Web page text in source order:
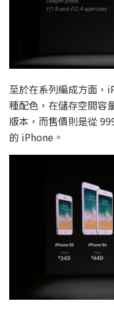
至於在系列編成方面，
種配色，在儲存空間容
版本，而售價則是從
的 iPhone。